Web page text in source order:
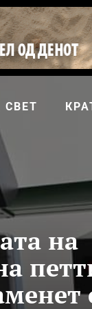
СВЕТ
на